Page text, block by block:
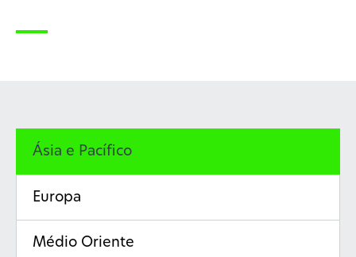
Ásia e Pacífico
Europa
Médio Oriente